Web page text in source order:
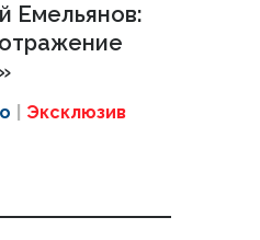
Емельянов:
Эксклюзив